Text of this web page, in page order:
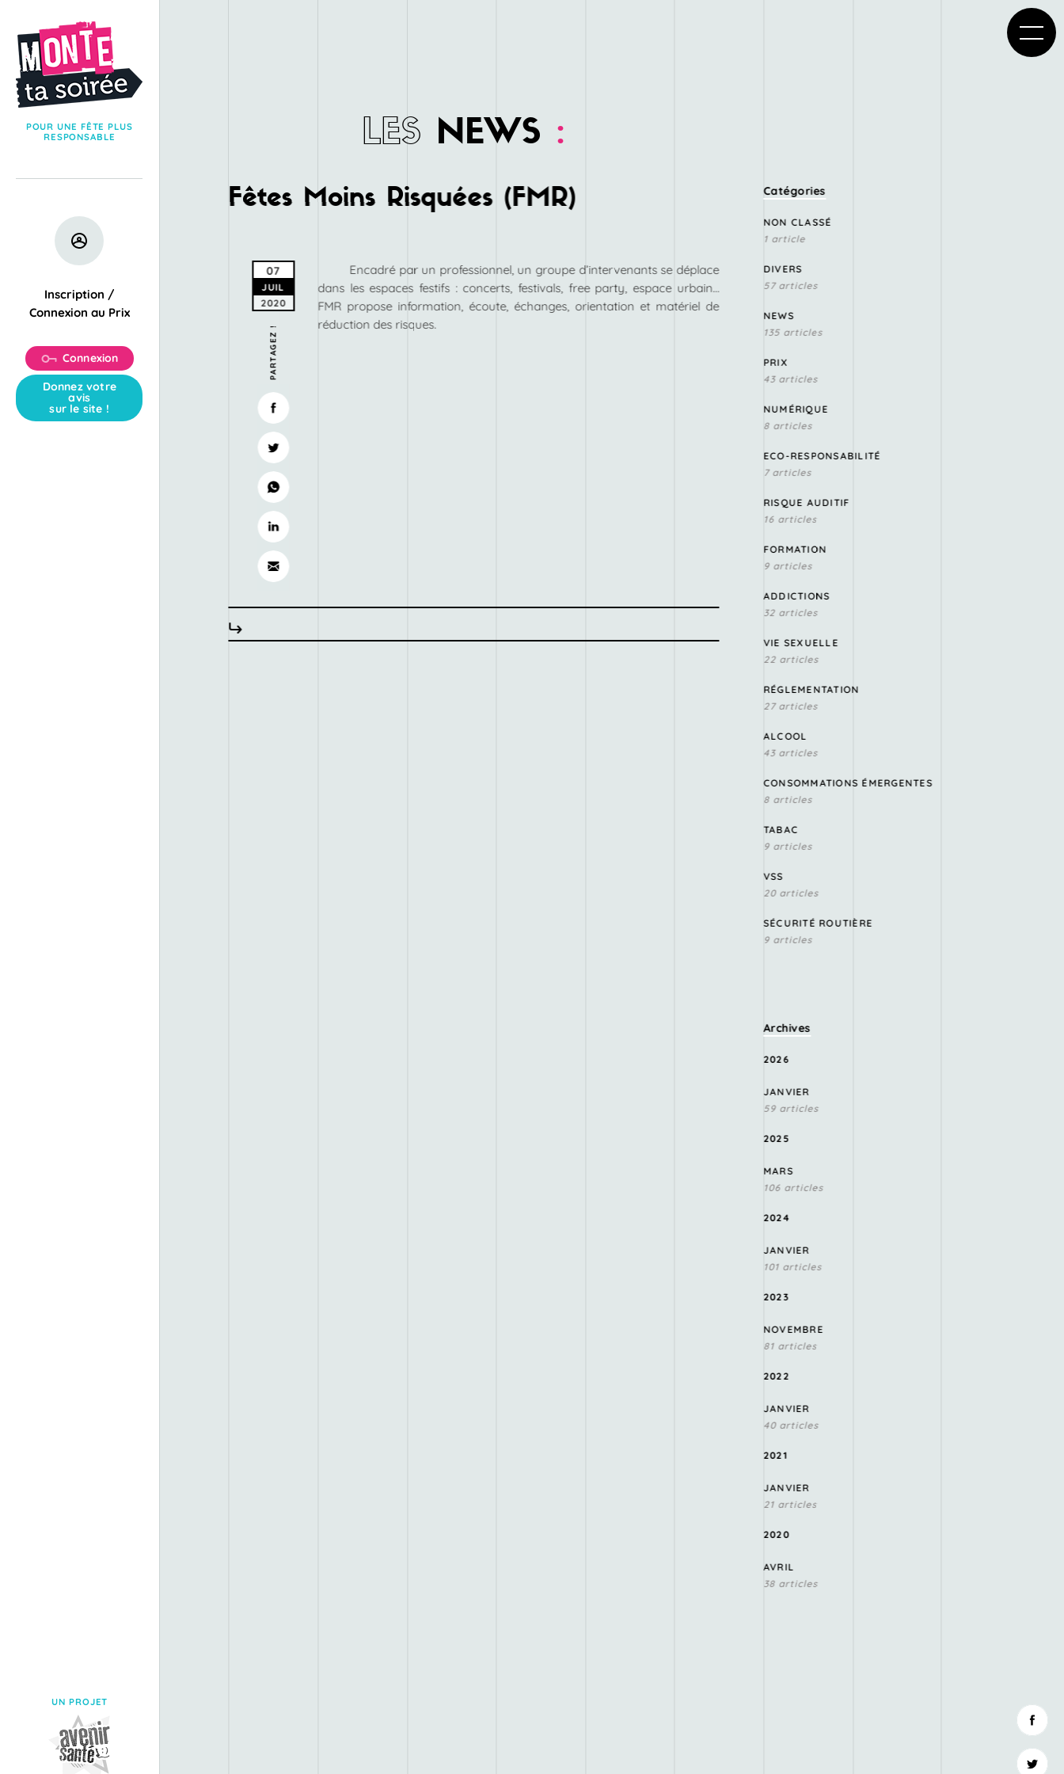
POUR UNE FÊTE PLUS
RESPONSABLE
UN PROJET
Inscription /
Connexion au Prix
Connexion
Donnez votre
avis
sur le site !
LES NEWS :
Fêtes Moins Risquées (FMR)
Encadré par un professionnel, un groupe d’intervenants se déplace
dans les espaces festifs : concerts, festivals, free party, espace urbain…
FMR propose information, écoute, échanges, orientation et matériel de
réduction des risques.
07
JUIL
2020
PARTAGEZ !
Catégories
NON CLASSÉ
1 article
DIVERS
57 articles
NEWS
135 articles
PRIX
43 articles
NUMÉRIQUE
8 articles
ECO-RESPONSABILITÉ
7 articles
RISQUE AUDITIF
16 articles
FORMATION
9 articles
ADDICTIONS
32 articles
VIE SEXUELLE
22 articles
RÉGLEMENTATION
27 articles
ALCOOL
43 articles
CONSOMMATIONS ÉMERGENTES
8 articles
TABAC
9 articles
VSS
20 articles
SÉCURITÉ ROUTIÈRE
9 articles
Archives
2026
JANVIER
59 articles
2025
MARS
106 articles
2024
JANVIER
101 articles
2023
NOVEMBRE
81 articles
2022
JANVIER
40 articles
2021
JANVIER
21 articles
2020
AVRIL
38 articles